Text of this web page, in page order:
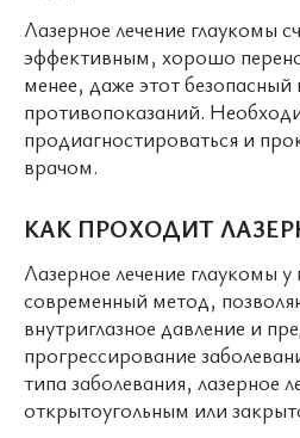
Лазерное лечение глаукомы
эффективным, хорошо
менее, даже этот
противопоказаний.
продиагностироваться и
врачом.
КАК ПРОХОДИТ
Лазерное лечение глаукомы
современный метод,
внутриглазное давление и
прогрессирование
типа заболевания, лазерное
открытоугольным или